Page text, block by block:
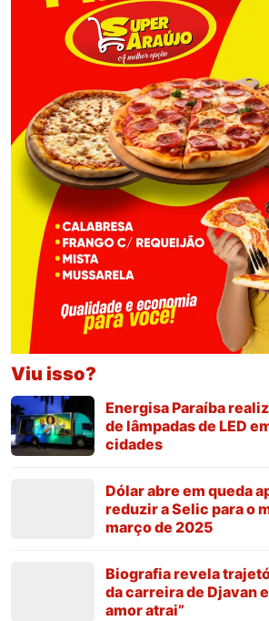
Viu isso?
Energisa Paraíba
de lâmpadas de LED
cidades
Dólar abre em queda
reduzir a Selic para o
março de 2025
Biografia revela
da carreira de Djavan
amor atrai”